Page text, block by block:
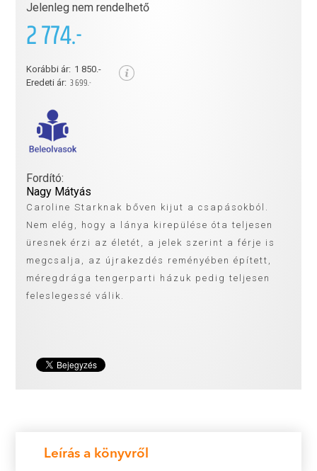
Jelenleg nem rendelhető
2 774.-
Korábbi ár: 1 850.-
Eredeti ár: 3 699.-
Fordító:
Nagy Mátyás
Caroline Starknak bőven kijut a csapásokból.
Nem elég, hogy a lánya kirepülése óta teljesen
üresnek érzi az életét, a jelek szerint a férje is
megcsalja, az újrakezdés reményében épített,
méregdrága tengerparti házuk pedig teljesen
feleslegessé válik.
Leírás a könyvről